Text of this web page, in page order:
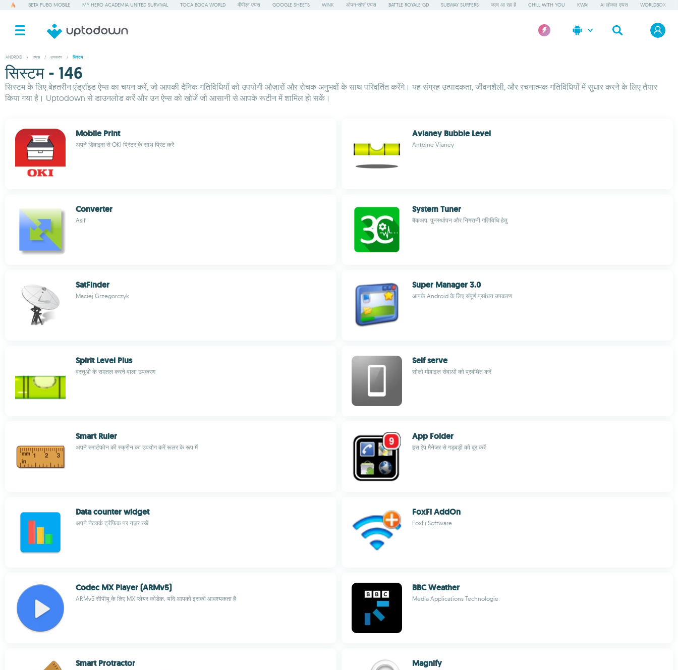
BETA PUBG MOBILE MY HERO ACADEMIA UNITED SURVIVAL TOCA BOCA WORLD वीपीएन एप्पस GOOGLE SHEETS WINK ओपन-सोर्स एप्पस BATTLE ROYALE GD SUBWAY SURFERS जल्द आ रहा है CHILL WITH YOU KWAI AI लोकल एप्पस WORLDBOX
ANDROID / एप्पस / उपकरण / सिस्टम
सिस्टम - 146
सिस्टम के लिए बेहतरीन एंड्रॉइड ऐप्स का चयन करें, जो आपकी दैनिक गतिविधियों को उपयोगी औज़ारों और रोचक अनुभवों के साथ परिवर्तित करेंगे। यह संग्रह उत्पादकता, जीवनशैली, और रचनात्मक गतिविधियों में सुधार करने के लिए तैयार
किया गया है। Uptodown से डाउनलोड करें और उन ऐप्स को खोजें जो आसानी से आपके रूटीन में शामिल हो सकें।
Mobile Print
अपने डिवाइस से OKI प्रिंटर के साथ प्रिंट करें
Avianey Bubble Level
Antoine Vianey
Converter
Asif
System Tuner
बैकअप, पुनर्स्थापन और निगरानी गतिविधि हेतु
SatFinder
Maciej Grzegorczyk
Super Manager 3.0
आपके Android के लिए संपूर्ण प्रबंधन उपकरण
Spirit Level Plus
वस्तुओं के समतल करने वाला उपकरण
Self serve
सोलो मोबाइल सेवाओं को प्रबंधित करें
Smart Ruler
अपने स्मार्टफोन की स्क्रीन का उपयोग करें रूलर के रूप में
App Folder
इस ऐप मैनेजर से गड़बड़ी को दूर करें
Data counter widget
अपने नेटवर्क ट्रैफ़िक पर नज़र रखें
FoxFi AddOn
FoxFi Software
Codec MX Player (ARMv5)
ARMv5 सीपीयू के लिए MX प्लेयर कोडेक, यदि आपको इसकी आवश्यकता है
BBC Weather
Media Applications Technologie
Smart Protractor Magnify